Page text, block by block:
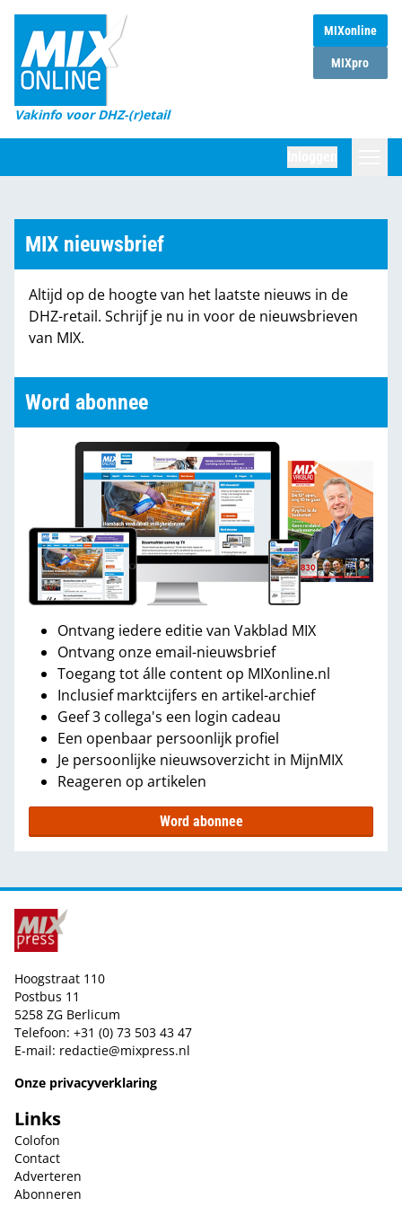
MIXonline
MIXpro
Vakinfo voor DHZ-(r)etail
Home
Magazines
DHZ Sessie
Marktcijfers
Partners
MIX nieuwsbrief
Altijd op de hoogte van het laatste nieuws in de
DHZ-retail. Schrijf je nu in voor de nieuwsbrieven
van MIX.
Word abonnee
Ontvang iedere editie van Vakblad MIX
Ontvang onze email-nieuwsbrief
Toegang tot álle content op MIXonline.nl
Inclusief marktcijfers en artikel-archief
Geef 3 collega's een login cadeau
Een openbaar persoonlijk profiel
Je persoonlijke nieuwsoverzicht in MijnMIX
Reageren op artikelen
Word abonnee
Hoogstraat 110
Postbus 11
5258 ZG Berlicum
Telefoon: +31 (0) 73 503 43 47
E-mail: redactie@mixpress.nl
Onze privacyverklaring
Links
Colofon
Contact
Adverteren
Abonneren